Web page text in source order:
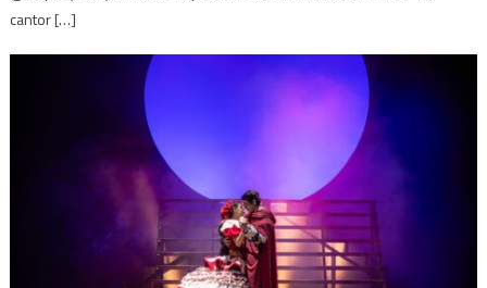
cantor […]